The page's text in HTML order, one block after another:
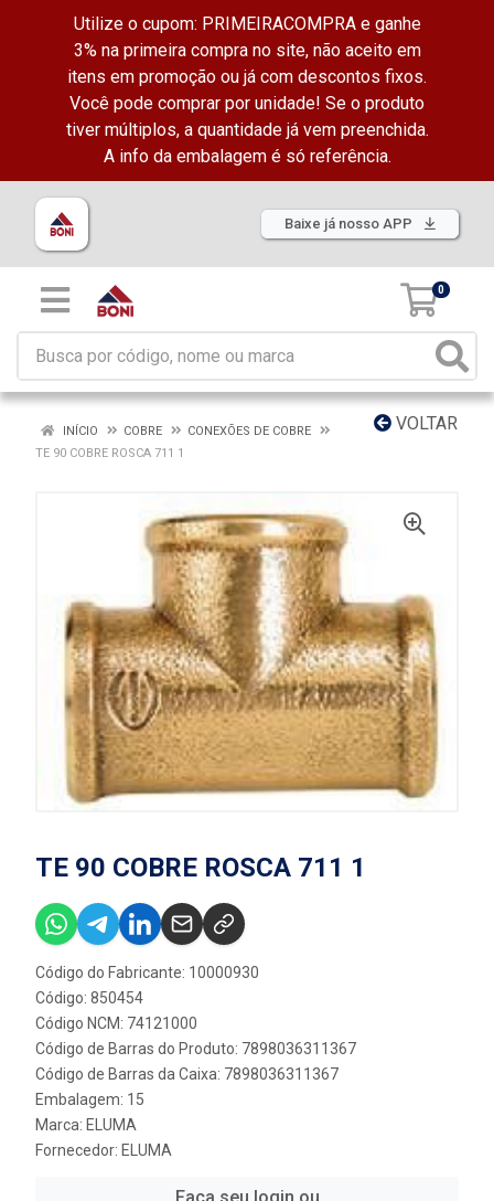
Utilize o cupom: PRIMEIRACOMPRA e ganhe
3% na primeira compra no site, não aceito em
itens em promoção ou já com descontos fixos.
Você pode comprar por unidade! Se o produto
tiver múltiplos, a quantidade já vem preenchida.
A info da embalagem é só referência.
Baixe já nosso APP
0
VOLTAR
INÍCIO COBRE
CONEXÕES DE COBRE
TE 90 COBRE ROSCA 711 1
TE 90 COBRE ROSCA 711 1
Código do Fabricante: 10000930
Código: 850454
Código NCM: 74121000
Código de Barras do Produto: 7898036311367
Código de Barras da Caixa: 7898036311367
Embalagem: 15
Marca: ELUMA
Fornecedor: ELUMA